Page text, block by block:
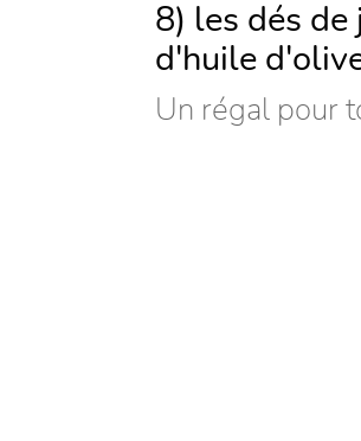
8) les dés
d'huile
Un régal pour